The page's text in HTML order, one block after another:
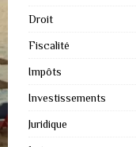
Droit
Fiscalité
Impôts
Investissements
Juridique